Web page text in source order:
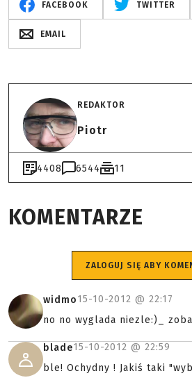
FACEBOOK TWITTER
EMAIL
REDAKTOR
Piotr
4408 6544 11
KOMENTARZE
ZALOGUJ SIĘ ABY
widmo15-10-2012 @ 22:17
no no wyglada niezle:)_
blade15-10-2012 @ 22:59
ble! Ochydny ! Jakiś taki